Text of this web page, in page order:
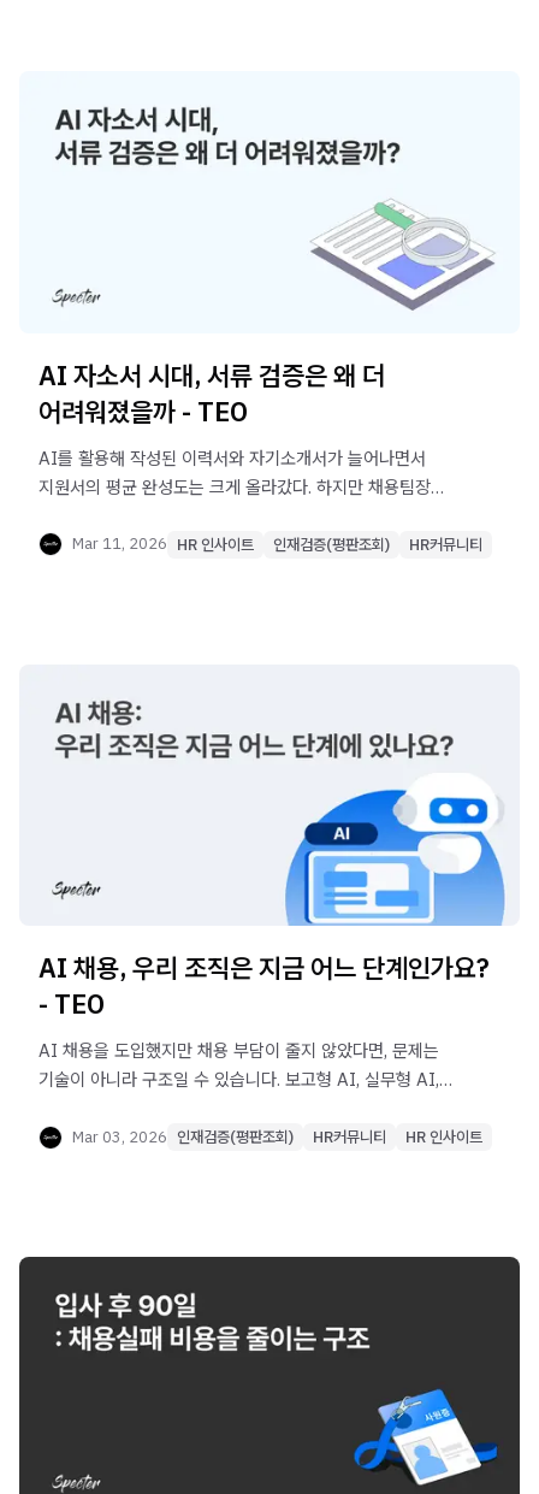
AI 자소서 시대, 서류 검증은 왜 더
어려워졌을까 - TEO
AI를 활용해 작성된 이력서와 자기소개서가 늘어나면서
지원서의 평균 완성도는 크게 올라갔다. 하지만 채용팀장
검증하기가 오히려 더 어려워졌다. 서류 단계에서 확인되지
Mar 11, 2026 HR 인사이트 인재검증(평판조회) HR커뮤니티
AI 채용, 우리 조직은 지금 어느 단계인가요?
- TEO
AI 채용을 도입했지만 채용 부담이 줄지 않았다면, 문제는
기술이 아니라 구조일 수 있습니다. 보고형 AI, 실무형 AI,
HR 관점에서 우리 조직의 AI 채용이 어느 단계에 있는지
Mar 03, 2026 인재검증(평판조회) HR커뮤니티 HR 인사이트